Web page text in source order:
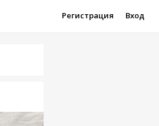
Регистрация Вход